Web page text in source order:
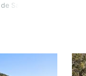
Sau! […]